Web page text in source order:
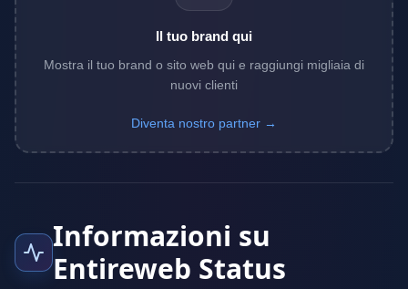
Il tuo brand qui
Mostra il tuo brand o sito web qui e raggiungi migliaia di
nuovi clienti
Diventa nostro partner →
Informazioni su
Entireweb Status